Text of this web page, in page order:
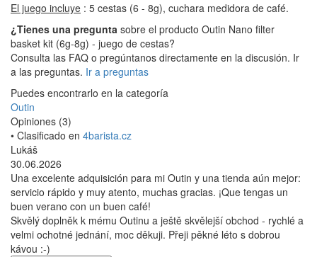
El juego incluye : 5 cestas (6 - 8g), cuchara medidora de café.
¿Tienes una pregunta sobre el producto Outin Nano filter
basket kit (6g-8g) - juego de cestas?
Consulta las FAQ o pregúntanos directamente en la discusión. Ir
a las preguntas. Ir a preguntas
Puedes encontrarlo en la categoría
Outin
Opiniones (3)
• Clasificado en 4barista.cz
Lukáš
30.06.2026
Una excelente adquisición para mi Outin y una tienda aún mejor:
servicio rápido y muy atento, muchas gracias. ¡Que tengas un
buen verano con un buen café!
Skvělý doplněk k mému Outinu a ještě skvělejší obchod - rychlé a
velmi ochotné jednání, moc děkuji. Přeji pěkné léto s dobrou
kávou :-)